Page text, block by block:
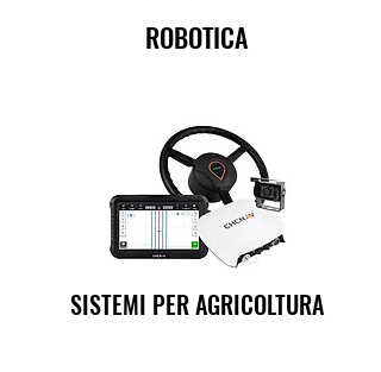
ROBOTICA
SISTEMI PER AGRICOLTURA